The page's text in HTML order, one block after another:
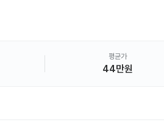
평균가
44만원